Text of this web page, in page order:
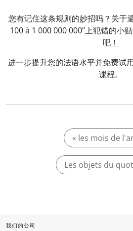
您有记住这条规则的妙招吗？关于
100 à 1 000 000 000”上犯错的小
吧！
进一步提升您的法语水平并免费试
课程。
« les mois de
Les objets du
我们的公司